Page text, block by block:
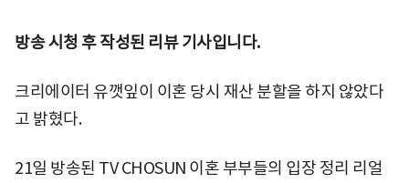
방송 시청 후 작성된 리뷰 기사입니다.
크리에이터 유깻잎이 이혼 당시 재산 분할을 하지 않았다
고 밝혔다.
21일 방송된 TV CHOSUN 이혼 부부들의 입장 정리 리얼